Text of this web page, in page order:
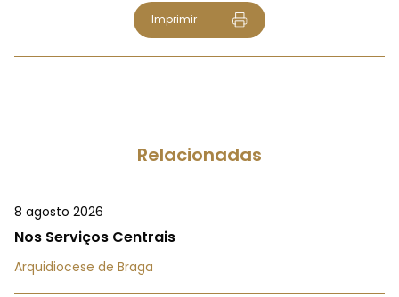
Imprimir
Relacionadas
8 agosto 2026
Nos Serviços Centrais
Arquidiocese de Braga